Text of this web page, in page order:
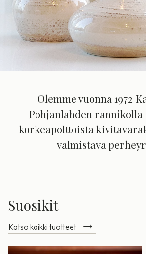
Olemme vuonna 1972
Pohjanlahden rannikolla
korkeapolttoista
valmistava
Suosikit
Katso kaikki tuotteet